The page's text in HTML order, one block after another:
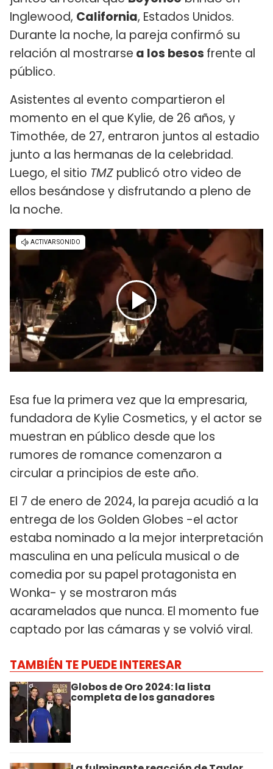
Inglewood, California, Estados Unidos.
Durante la noche, la pareja confirmó su
relación al mostrarse a los besos frente al
público.
Asistentes al evento compartieron el
momento en el que Kylie, de 26 años, y
Timothée, de 27, entraron juntos al estadio
junto a las hermanas de la celebridad.
Luego, el sitio TMZ publicó otro video de
ellos besándose y disfrutando a pleno de
la noche.
Esa fue la primera vez que la empresaria,
fundadora de Kylie Cosmetics, y el actor se
muestran en público desde que los
rumores de romance comenzaron a
circular a principios de este año.
El 7 de enero de 2024, la pareja acudió a la
entrega de los Golden Globes -el actor
estaba nominado a la mejor interpretación
masculina en una película musical o de
comedia por su papel protagonista en
Wonka- y se mostraron más
acaramelados que nunca. El momento fue
captado por las cámaras y se volvió viral.
TAMBIÉN TE PUEDE INTERESAR
Globos de Oro 2024: la lista
completa de los ganadores